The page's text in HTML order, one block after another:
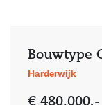
Bouwtype
Harderwijk
€ 480.000,-